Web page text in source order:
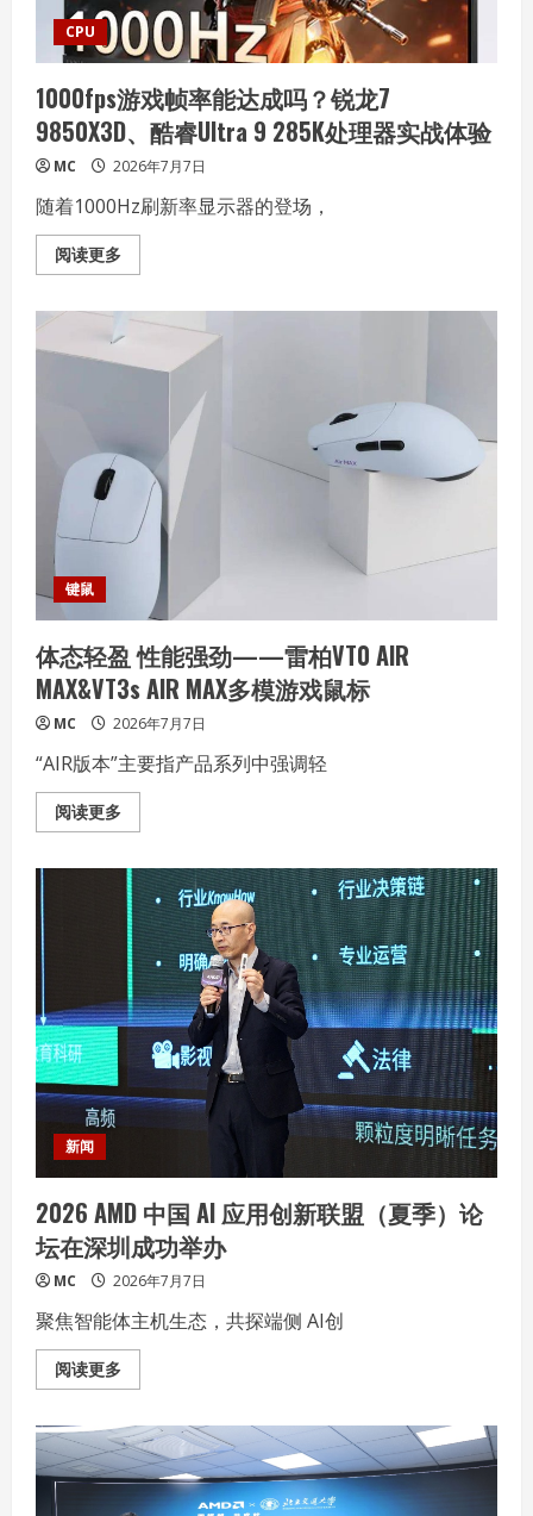
体
演
进
法
CPU
1000fps游戏帧率能达成吗？锐龙7
9850X3D、酷睿Ultra 9 285K处理器实战体验
MC 2026年7月7日
随着1000Hz刷新率显示器的登场，
阅读更多Read
more
戏
率
锐
9850X3D、
睿
285K
理
实
战
体
验
键鼠
体态轻盈 性能强劲——雷柏VT0 AIR
MAX&VT3s AIR MAX多模游戏鼠标
MC 2026年7月7日
“AIR版本”主要指产品系列中强调轻
阅读更多Read
more
态
轻
盈
性
能
强
劲
——
雷
柏
VT0
MAX&VT3s
AIR
MAX
戏
标
新闻
2026 AMD 中国 AI 应用创新联盟（夏季）论
坛在深圳成功举办
MC 2026年7月7日
聚焦智能体主机生态，共探端侧 AI创
阅读更多Read
more
AMD
中
国
AI
应